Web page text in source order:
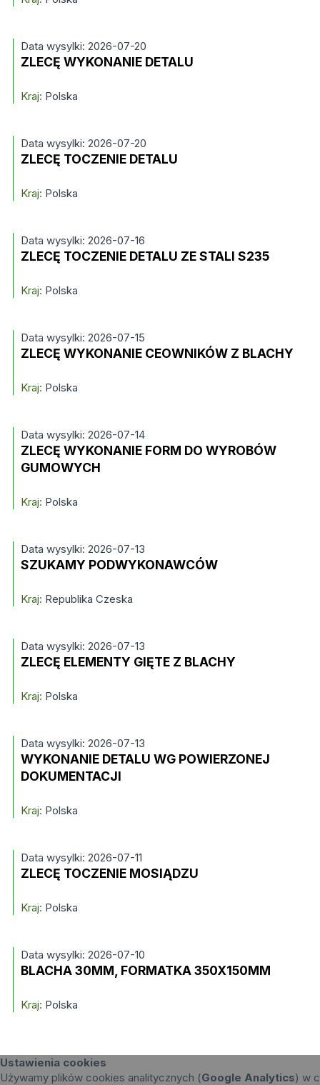
Data wysylki: 2026-07-20
ZLECĘ WYKONANIE DETALU
Kraj: Polska
Data wysylki: 2026-07-20
ZLECĘ TOCZENIE DETALU
Kraj: Polska
Data wysylki: 2026-07-16
ZLECĘ TOCZENIE DETALU ZE STALI S235
Kraj: Polska
Data wysylki: 2026-07-15
ZLECĘ WYKONANIE CEOWNIKÓW Z BLACHY
Kraj: Polska
Data wysylki: 2026-07-14
ZLECĘ WYKONANIE FORM DO WYROBÓW
GUMOWYCH
Kraj: Polska
Data wysylki: 2026-07-13
SZUKAMY PODWYKONAWCÓW
Kraj: Republika Czeska
Data wysylki: 2026-07-13
ZLECĘ ELEMENTY GIĘTE Z BLACHY
Kraj: Polska
Data wysylki: 2026-07-13
WYKONANIE DETALU WG POWIERZONEJ
DOKUMENTACJI
Kraj: Polska
Data wysylki: 2026-07-11
ZLECĘ TOCZENIE MOSIĄDZU
Kraj: Polska
Data wysylki: 2026-07-10
BLACHA 30MM, FORMATKA 350X150MM
Kraj: Polska
Ustawienia cookies
Używamy plików cookies analitycznych (Google Analytics) w